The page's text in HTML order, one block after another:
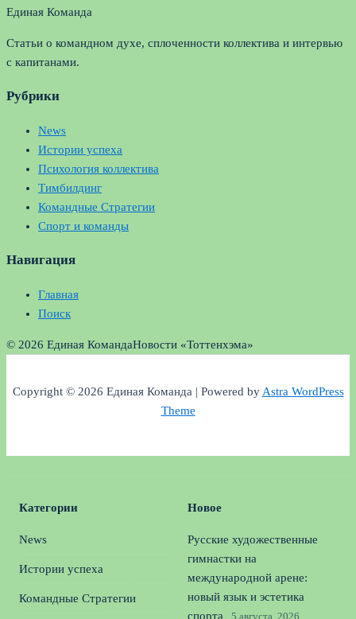
Единая Команда
Статьи о командном духе, сплоченности коллектива и интервью
с капитанами.
Рубрики
News
Истории успеха
Психология коллектива
Тимбилдинг
Командные Стратегии
Спорт и команды
Навигация
Главная
Поиск
© 2026 Единая КомандаНовости «Тоттенхэма»
Copyright © 2026 Единая Команда | Powered byAstra WordPress
Theme
Категории
News
Истории успеха
Командные Стратегии
Новое
Русские художественные
гимнастки на
международной арене:
новый язык и эстетика
спорта
5 августа, 2026